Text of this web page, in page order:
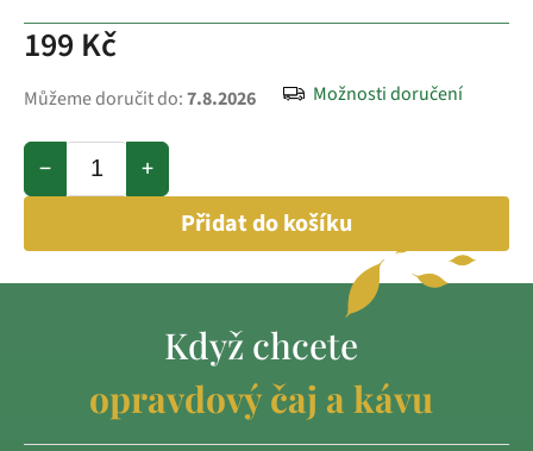
199 Kč
Můžeme doručit do:7.8.2026 Možnosti doručení
+
−
Přidat do košíku
Když chcete
opravdový čaj a kávu